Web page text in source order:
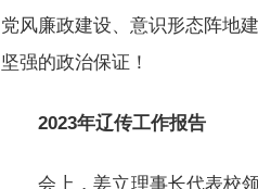
党风廉政建设、意识形态阵地
坚强的政治保证！
2023年辽传工作报告
会上，姜立理事长代表校